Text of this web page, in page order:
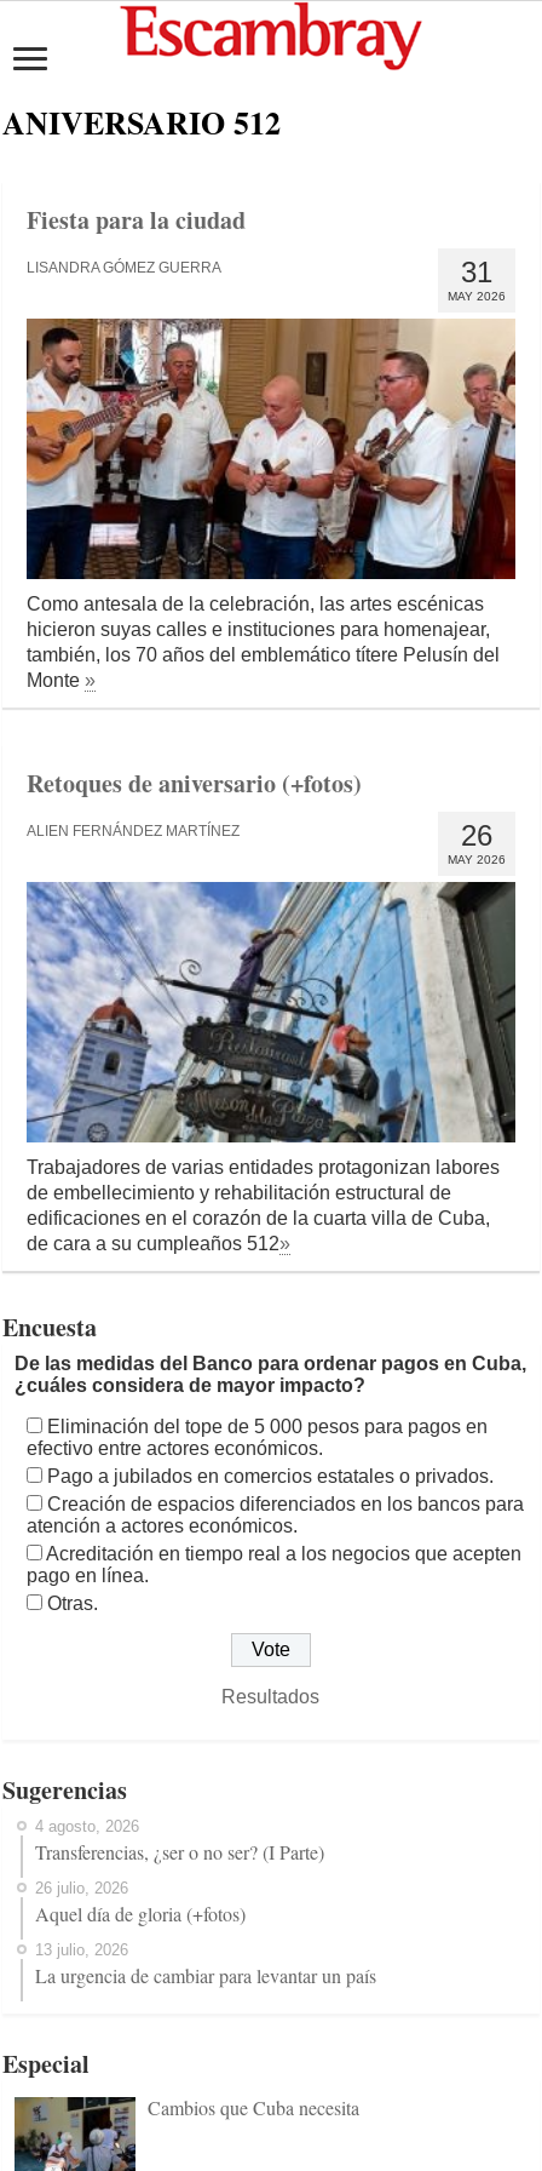
ANIVERSARIO 512
Fiesta para la ciudad
31
MAY 2026
LISANDRA GÓMEZ GUERRA
Como antesala de la celebración, las artes escénicas
hicieron suyas calles e instituciones para homenajear,
también, los 70 años del emblemático títere Pelusín del
Monte»
Retoques de aniversario (+fotos)
26
MAY 2026
ALIEN FERNÁNDEZ MARTÍNEZ
Trabajadores de varias entidades protagonizan labores
de embellecimiento y rehabilitación estructural de
edificaciones en el corazón de la cuarta villa de Cuba,
de cara a su cumpleaños 512»
Encuesta
De las medidas del Banco para ordenar pagos en Cuba,
¿cuáles considera de mayor impacto?
Eliminación del tope de 5 000 pesos para pagos en
efectivo entre actores económicos.
Pago a jubilados en comercios estatales o privados.
Creación de espacios diferenciados en los bancos para
atención a actores económicos.
Acreditación en tiempo real a los negocios que acepten
pago en línea.
Otras.
Resultados
Sugerencias
4 agosto, 2026
Transferencias, ¿ser o no ser? (I Parte)
26 julio, 2026
Aquel día de gloria (+fotos)
13 julio, 2026
La urgencia de cambiar para levantar un país
Especial
Cambios que Cuba necesita